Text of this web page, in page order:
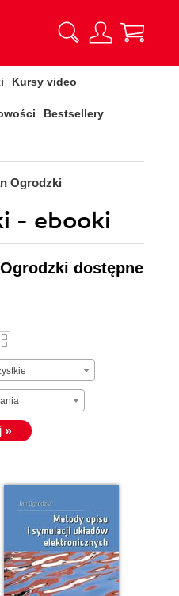
Kursy video
Bestsellery
Ogrodzki
- ebooki
dostępne
»